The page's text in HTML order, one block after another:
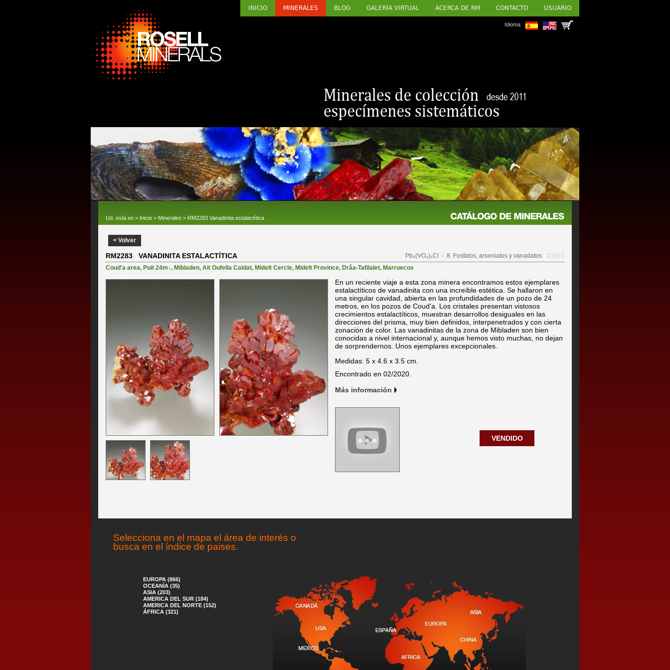
INICIO MINERALES BLOG GALERÍA VIRTUAL ACERCA DE RM CONTACTO USUARIO
Idioma
Ud. está en > Inicio > Minerales > RM2283 Vanadinita estalactítica
< Volver
RM2283 VANADINITA ESTALACTÍTICA Pb₅(VO₄)₃Cl - 8. Fosfatos, arseniatos y vanadatos
#1853
Coud'a area, Puit 24m↓, Mibladen, Aït Oufella Caïdat, Midelt Cercle, Midelt Province, Drâa-Tafilalet, Marruecos
En un reciente viaje a esta zona minera encontramos estos ejemplares
estalactíticos de vanadinita con una increíble estética. Se hallaron en
una singular cavidad, abierta en las profundidades de un pozo de 24
metros, en los pozos de Coud'a. Los cristales presentan vistosos
crecimientos estalactíticos, muestran desarrollos desiguales en las
direcciones del prisma, muy bien definidos, interpenetrados y con cierta
zonación de color. Las vanadinitas de la zona de Mibladen son bien
conocidas a nivel internacional y, aunque hemos visto muchas, no dejan
de sorprendernos. Unos ejemplares excepcionales.
Medidas: 5 x 4.6 x 3.5 cm.
Encontrado en 02/2020.
Más información
VENDIDO
Selecciona en el mapa el área de interés o
busca en el índice de paises.
EUROPA (866)
OCEANÍA (35)
ASIA (203)
AMERICA DEL SUR (184)
AMERICA DEL NORTE (152)
ÁFRICA (321)